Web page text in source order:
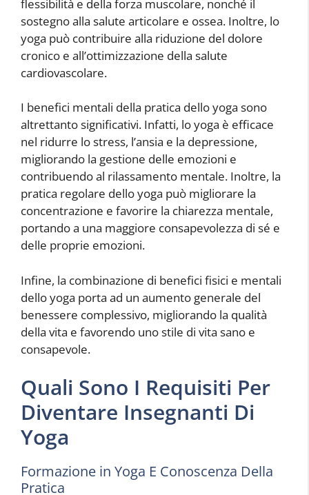
flessibilità e della forza muscolare, nonché il
sostegno alla salute articolare e ossea. Inoltre, lo
yoga può contribuire alla riduzione del dolore
cronico e all’ottimizzazione della salute
cardiovascolare.
I benefici mentali della pratica dello yoga sono
altrettanto significativi. Infatti, lo yoga è efficace
nel ridurre lo stress, l’ansia e la depressione,
migliorando la gestione delle emozioni e
contribuendo al rilassamento mentale. Inoltre, la
pratica regolare dello yoga può migliorare la
concentrazione e favorire la chiarezza mentale,
portando a una maggiore consapevolezza di sé e
delle proprie emozioni.
Infine, la combinazione di benefici fisici e mentali
dello yoga porta ad un aumento generale del
benessere complessivo, migliorando la qualità
della vita e favorendo uno stile di vita sano e
consapevole.
Quali Sono I Requisiti Per
Diventare Insegnanti Di
Yoga
Formazione in Yoga E Conoscenza Della
Pratica